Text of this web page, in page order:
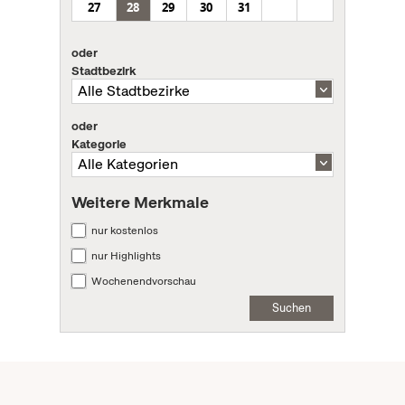
27 28 29 30 31
oder
Stadtbezirk
oder
Kategorie
Weitere Merkmale
nur kostenlos
nur Highlights
Wochenendvorschau
Suchen